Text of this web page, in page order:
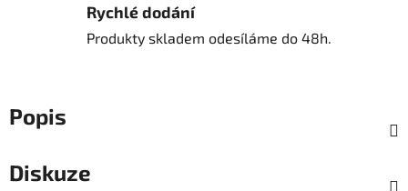
Rychlé dodání
Produkty skladem odesíláme do 48h.
Popis
Diskuze